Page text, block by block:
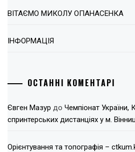
ВІТАЄМО МИКОЛУ ОПАНАСЕНКА
ІНФОРМАЦІЯ
ОСТАННІ КОМЕНТАРІ
Євген Мазур до Чемпіонат України,
спринтерських дистанціях у м.
Орієнтування та топографія –